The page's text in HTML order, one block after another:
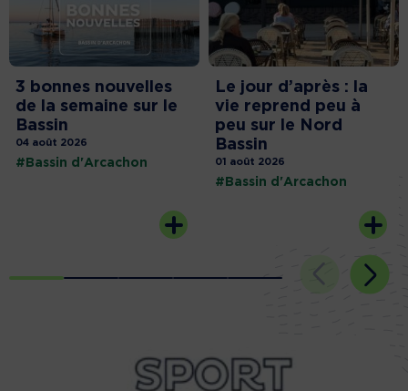
3 bonnes nouvelles
de la semaine sur le
Bassin
04 août 2026
#Bassin d'Arcachon
Le jour d’après : la
vie reprend peu à
peu sur le Nord
Bassin
01 août 2026
#Bassin d'Arcachon